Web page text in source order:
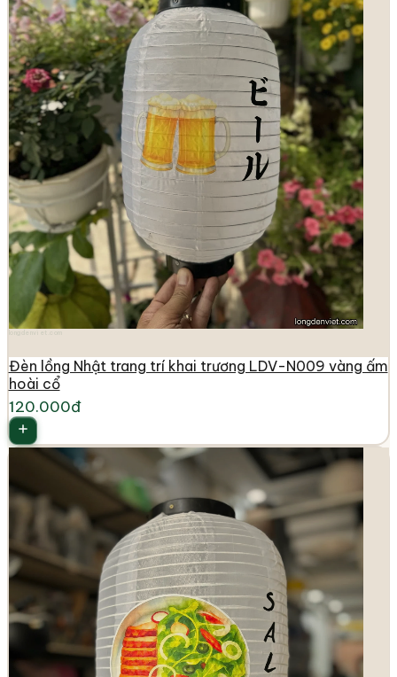
Đèn lồng Nhật trang trí khai trương LDV-N009 vàng ấm
hoài cổ
120.000đ